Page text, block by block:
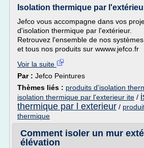
Isolation thermique par
Jefco vous accompagne dans vos
d'isolation thermique par l'extérieur.
Retrouvez l'ensemble de nos
et tous nos produits sur wwww.jefco.fr
Voir la suite
Par : Jefco Peintures
Thèmes liés : produits d'isolation
isolation thermique par l'exterieur ite /
thermique par l exterieur /
thermique
Comment isoler un mur
élévation